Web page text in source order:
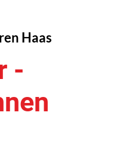
Haas
-